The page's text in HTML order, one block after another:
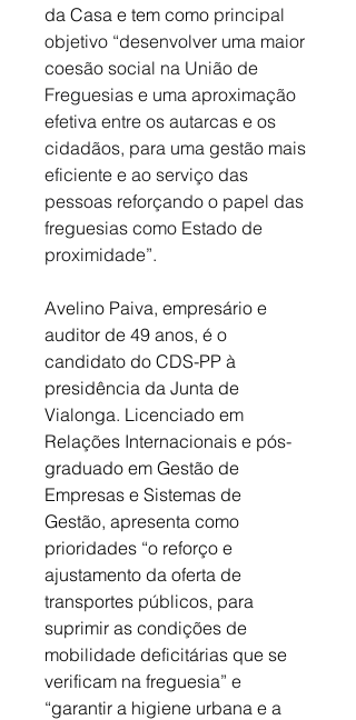
da Casa e tem como principal
objetivo “desenvolver uma maior
coesão social na União de
Freguesias e uma aproximação
efetiva entre os autarcas e os
cidadãos, para uma gestão mais
eficiente e ao serviço das
pessoas reforçando o papel das
freguesias como Estado de
proximidade”.
Avelino Paiva, empresário e
auditor de 49 anos, é o
candidato do CDS-PP à
presidência da Junta de
Vialonga. Licenciado em
Relações Internacionais e pós-
graduado em Gestão de
Empresas e Sistemas de
Gestão, apresenta como
prioridades “o reforço e
ajustamento da oferta de
transportes públicos, para
suprimir as condições de
mobilidade deficitárias que se
verificam na freguesia” e
“garantir a higiene urbana e a